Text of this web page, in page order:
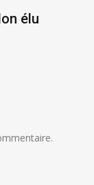
élu